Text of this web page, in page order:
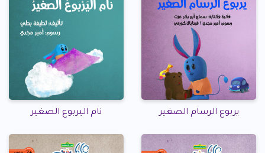
يربوع الرسام الصغير نام اليربوع الصغير